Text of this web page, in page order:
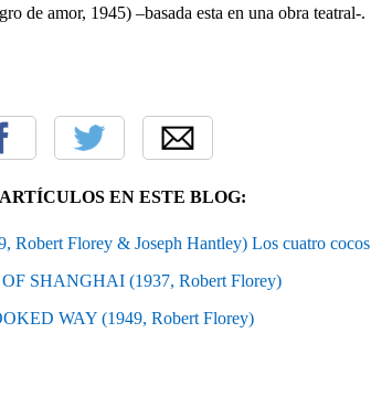
de amor, 1945) –basada esta en una obra teatral-.
EN ESTE BLOG:
Florey & Joseph Hantley) Los cuatro cocos
SHANGHAI (1937, Robert Florey)
WAY (1949, Robert Florey)